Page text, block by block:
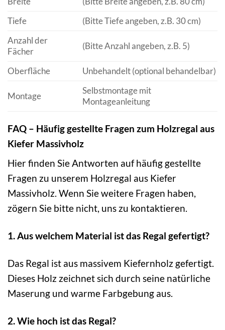
Tiefe
(Bitte Tiefe angeben, z.B. 30 cm)
Anzahl der
Fächer
(Bitte Anzahl angeben, z.B. 5)
Oberfläche Unbehandelt (optional behandelbar)
Montage
Selbstmontage mit
Montageanleitung
FAQ – Häufig gestellte Fragen zum Holzregal aus
Kiefer Massivholz
Hier finden Sie Antworten auf häufig gestellte
Fragen zu unserem Holzregal aus Kiefer
Massivholz. Wenn Sie weitere Fragen haben,
zögern Sie bitte nicht, uns zu kontaktieren.
1. Aus welchem Material ist das Regal gefertigt?
Das Regal ist aus massivem Kiefernholz gefertigt.
Dieses Holz zeichnet sich durch seine natürliche
Maserung und warme Farbgebung aus.
2. Wie hoch ist das Regal?